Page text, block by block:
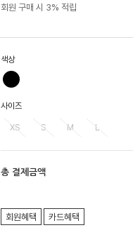
회원 구매 시 3% 적립
색상
사이즈
XS S M L
총 결제금액
회원혜택 카드혜택